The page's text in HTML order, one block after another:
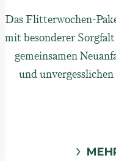
Das Flitterwochen-
mit besonderer
gemeinsamen
und